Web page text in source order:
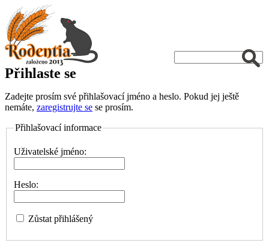
Přihlaste se
Zadejte prosím své přihlašovací jméno a heslo. Pokud jej ještě
nemáte, zaregistrujte se se prosím.
Přihlašovací informace
Uživatelské jméno:
Heslo:
Zůstat přihlášený